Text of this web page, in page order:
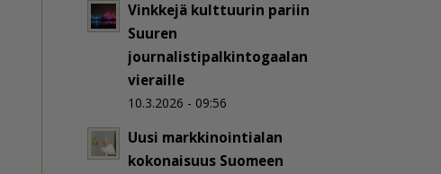
Vinkkejä kulttuurin pariin
Suuren
journalistipalkintogaalan
vieraille
10.3.2026 - 09:56
Uusi markkinointialan
kokonaisuus Suomeen